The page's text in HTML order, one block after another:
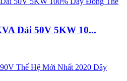
Dải 50V 5KW 10...